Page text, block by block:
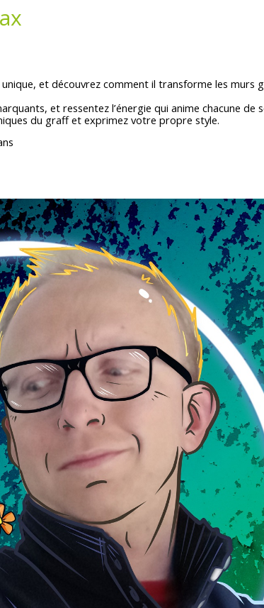
et découvrez comment il transforme les murs
et ressentez l’énergie qui anime chacune de
du graff et exprimez votre propre style.